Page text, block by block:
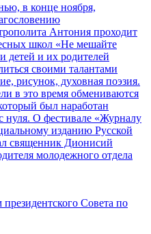
в конце ноября,
Антония проходит
школ «Не мешайте
детей и их родителей
своими талантами
рисунок, духовная поэзия.
в это время обмениваются
был наработан
нуля. О фестивале «Журналу
изданию Русской
священник Дионисий
молодежного отдела